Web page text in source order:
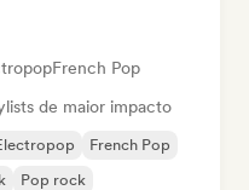
French Pop
de maior impacto
French Pop
Pop rock